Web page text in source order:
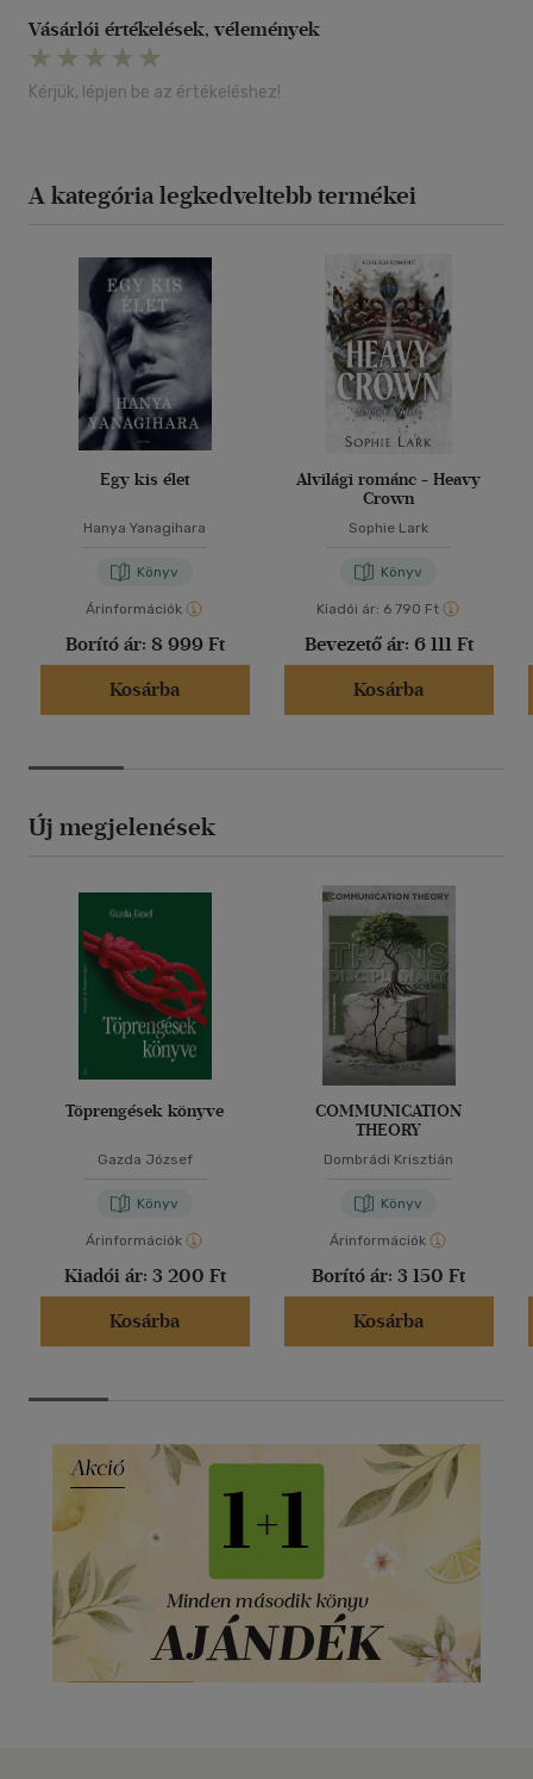
Vásárlói értékelések, vélemények
Kérjük, lépjen be az értékeléshez!
A kategória legkedveltebb termékei
Egy kis élet
Hanya Yanagihara
Könyv
Árinformációk
Borító ár: 8 999 Ft
Kosárba
Alvilági románc - Heavy
Crown
Sophie Lark
Könyv
Kiadói ár: 6 790 Ft
Bevezető ár: 6 111 Ft
Kosárba
Új megjelenések
Töprengések könyve
Gazda József
Könyv
Árinformációk
Kiadói ár: 3 200 Ft
Kosárba
COMMUNICATION
THEORY
Dombrádi Krisztián
Könyv
Árinformációk
Borító ár: 3 150 Ft
Kosárba